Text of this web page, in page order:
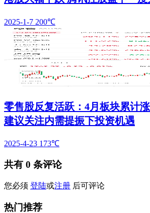
2025-1-7 200℃
零售股反复活跃：4月板块累计
建议关注内需提振下投资机遇
2025-4-23 173℃
共有 0 条评论
您必须 登陆或注册 后可评论
热门推荐